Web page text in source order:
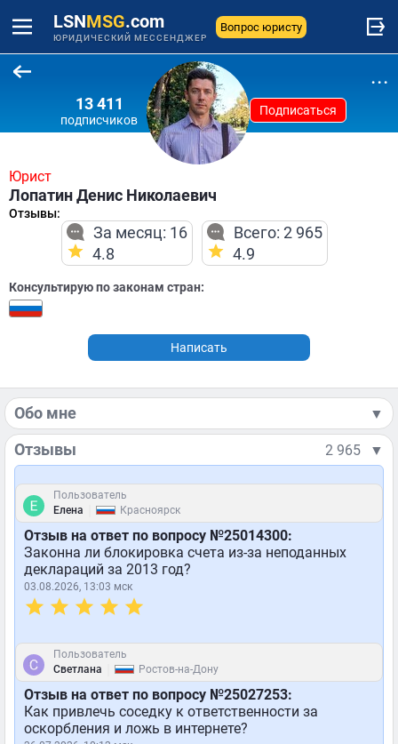
LSNMSG.com
ЮРИДИЧЕСКИЙ МЕССЕНДЖЕР
Вопрос юристу
13 411
подписчиков
Подписаться
...
Юрист
Лопатин Денис Николаевич
Отзывы:
За месяц: 16
4.8
Всего: 2 965
4.9
Консультирую по законам стран:
Написать
Обо мне ▼
Отзывы 2 965 ▼
Пользователь
Елена
Красноярск
Отзыв на ответ по вопросу №25014300:
Законна ли блокировка счета из-за неподанных
деклараций за 2013 год?
03.08.2026, 13:03 мск
Пользователь
Светлана
Ростов-на-Дону
Отзыв на ответ по вопросу №25027253:
Как привлечь соседку к ответственности за
оскорбления и ложь в интернете?